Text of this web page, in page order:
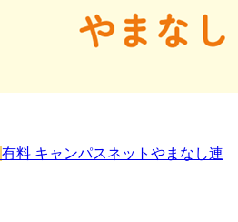
有料 キャンパスネットやまなし連